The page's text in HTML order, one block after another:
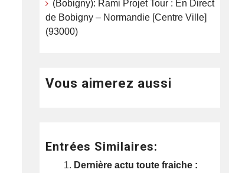
(Bobigny): Rami Projet Tour : En Direct
de Bobigny – Normandie [Centre Ville]
(93000)
Vous aimerez aussi
Entrées Similaires:
Dernière actu toute fraiche :